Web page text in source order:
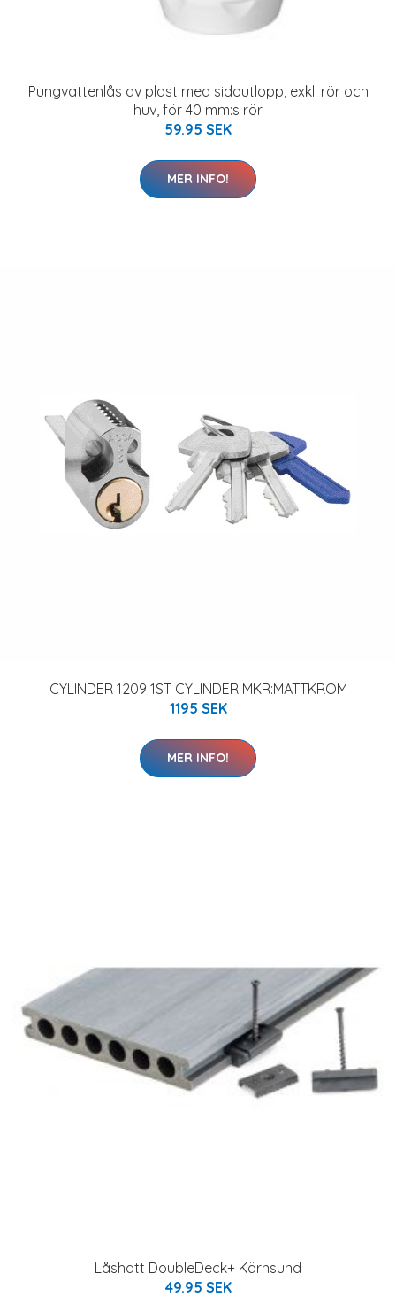
Pungvattenlås av plast med sidoutlopp, exkl. rör och
huv, för 40 mm:s rör
59.95 SEK
MER INFO!
CYLINDER 1209 1ST CYLINDER MKR:MATTKROM
1195 SEK
MER INFO!
Låshatt DoubleDeck+ Kärnsund
49.95 SEK